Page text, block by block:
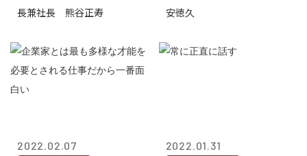
長兼社長 熊谷正寿
安徳久
2022.02.07 2022.01.31